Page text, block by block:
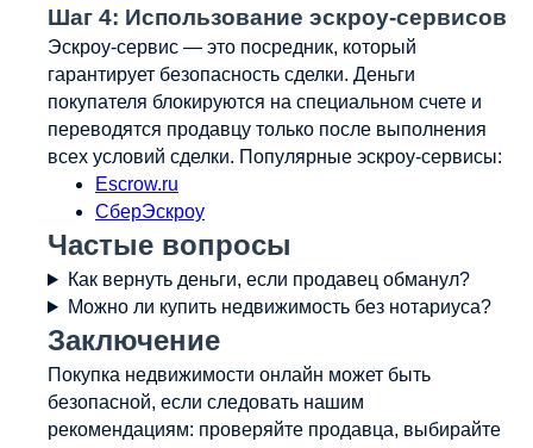
Шаг 4: Использование эскроу-сервисов
Эскроу-сервис — это посредник, который
гарантирует безопасность сделки. Деньги
покупателя блокируются на специальном счете и
переводятся продавцу только после выполнения
всех условий сделки. Популярные эскроу-сервисы:
Escrow.ru
СберЭскроу
Частые вопросы
Как вернуть деньги, если продавец обманул?
Можно ли купить недвижимость без нотариуса?
Заключение
Покупка недвижимости онлайн может быть
безопасной, если следовать нашим
рекомендациям: проверяйте продавца, выбирайте